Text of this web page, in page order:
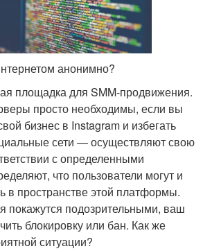
анонимно?
площадка для SMM-продвижения.
просто необходимы, если вы
бизнес в Instagram и избегать
сети — осуществляют свою
с определенными
что пользователи могут и
в пространстве этой платформы.
покажутся подозрительными, ваш
блокировку или бан. Как же
ситуации?